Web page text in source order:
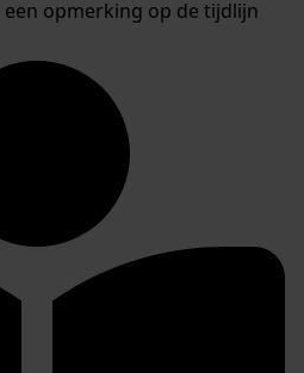
een opmerking op de tijdlijn